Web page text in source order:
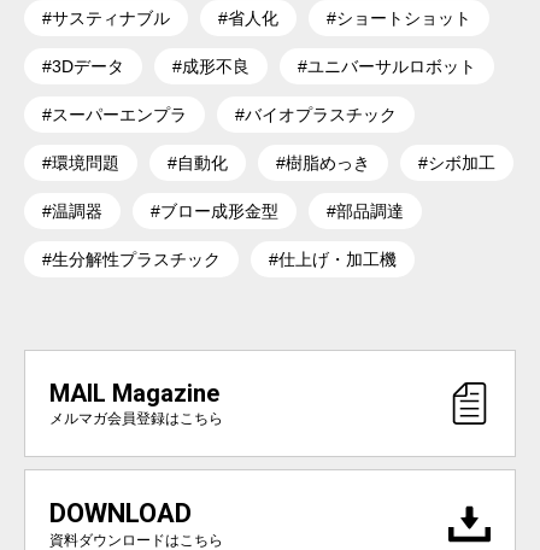
#サスティナブル #省人化 #ショートショット
#3Dデータ #成形不良 #ユニバーサルロボット
#スーパーエンプラ #バイオプラスチック
#環境問題 #自動化 #樹脂めっき #シボ加工
#温調器 #ブロー成形金型 #部品調達
#生分解性プラスチック #仕上げ・加工機
MAIL Magazine
メルマガ会員登録はこちら
DOWNLOAD
資料ダウンロードはこちら